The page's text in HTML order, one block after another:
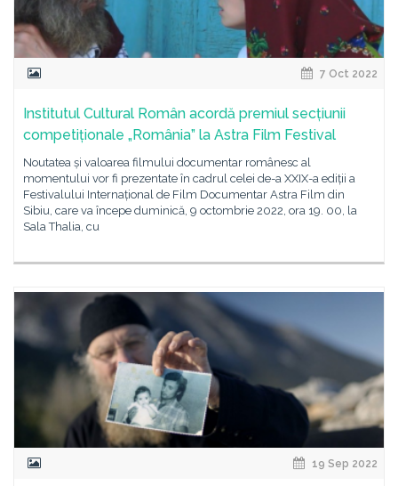
7 Oct 2022
Institutul Cultural Român acordă premiul secțiunii
competiționale „România” la Astra Film Festival
Noutatea și valoarea filmului documentar românesc al
momentului vor fi prezentate în cadrul celei de-a XXIX-a ediții a
Festivalului Internațional de Film Documentar Astra Film din
Sibiu, care va începe duminică, 9 octombrie 2022, ora 19. 00, la
Sala Thalia, cu
19 Sep 2022